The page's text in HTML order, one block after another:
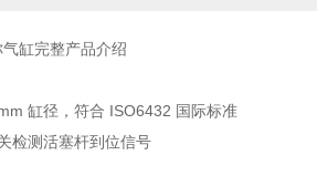
缸完整产品介绍
缸径，符合 ISO6432 国际标准
检测活塞杆到位信号